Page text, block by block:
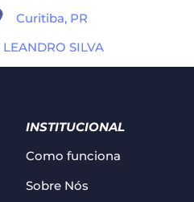
Curitiba, PR
SILVA
INSTITUCIONAL
Como funciona
Sobre Nós